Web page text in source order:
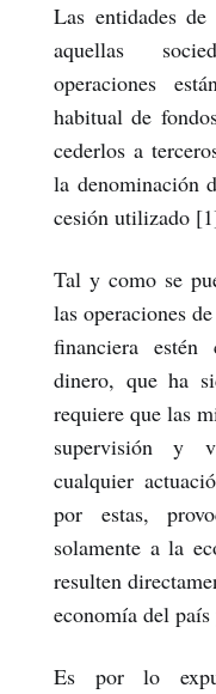
Las entidades
aquellas
operaciones
habitual de
cederlos a
la denominación
cesión utilizado
Tal y como se
las operaciones
financiera
dinero, que ha
requiere que las
supervisión y
cualquier
por estas,
solamente a la
resulten
economía del
Es por lo